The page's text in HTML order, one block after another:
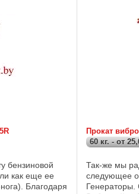
бензиновой
как еще ее
Благодаря
Прокат
60 кг. - от
Так-же мы
следующее
Генераторы.